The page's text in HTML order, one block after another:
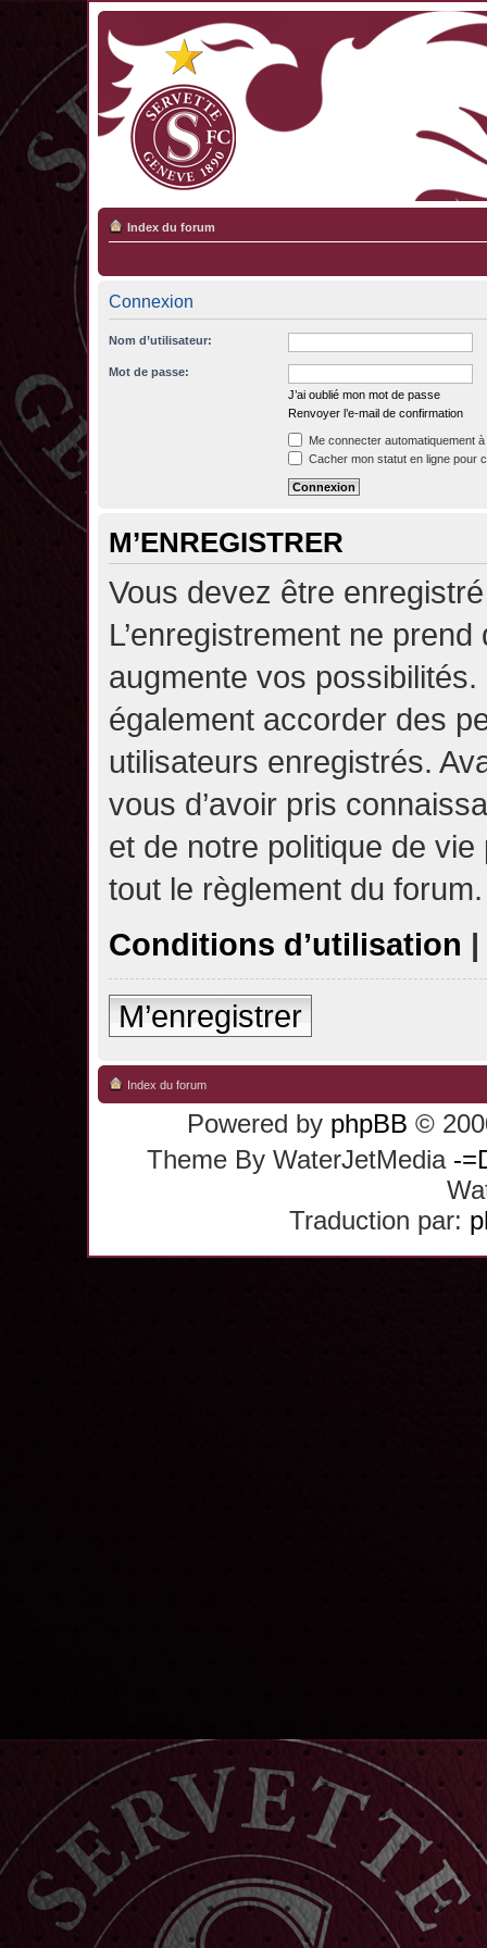
Index du forum
Connexion
Nom d’utilisateur:
Mot de passe:
J’ai oublié mon mot de passe
Renvoyer l’e-mail de confirmation
Me connecter automatiquement
Cacher mon statut en ligne pour
M’ENREGISTRER
Vous devez être
L’enregistrement ne
augmente vos possibilités.
également accorder des
utilisateurs enregistrés.
vous d’avoir pris
et de notre politique de
tout le règlement du forum.
Conditions d’utilisation |
M’enregistrer
Index du forum
Powered by phpBB ©
Theme By WaterJetMedia -
Traduction par: